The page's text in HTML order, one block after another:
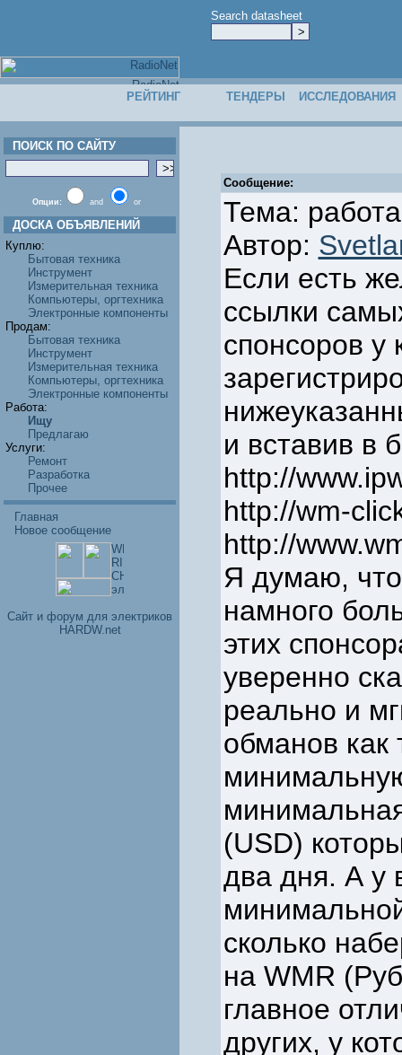
Search datasheet
РЕЙТИНГ ТЕНДЕРЫ ИССЛЕДОВАНИЯ
ПОИСК ПО САЙТУ
Опции: and or
ДОСКА ОБЪЯВЛЕНИЙ
Куплю:
Бытовая техника
Инструмент
Измерительная техника
Компьютеры, оргтехника
Электронные компоненты
Продам:
Бытовая техника
Инструмент
Измерительная техника
Компьютеры, оргтехника
Электронные компоненты
Работа:
Ищу
Предлагаю
Услуги:
Ремонт
Разработка
Прочее
Главная
Новое сообщение
Cайт и форум для электриков
HARDW.net
Сообщение:
Тема: работа
Автор:
Если есть
ссылки
спонсоров
и вставив в
http://
http://wm-
http://
Я думаю,
намного
этих
уверенно
реально и
обманов как
(USD)
два дня. А у
сколько
на WMR
главное
других, у